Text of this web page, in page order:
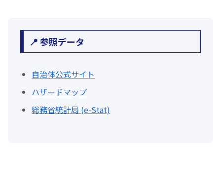
📍 参照データ
自治体公式サイト
ハザードマップ
総務省統計局 (e-Stat)